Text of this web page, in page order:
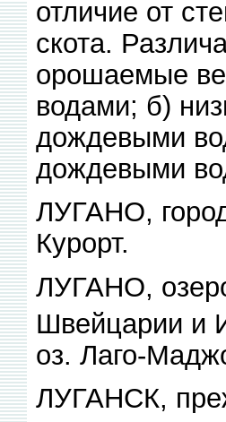
отличие от
скота.
орошаемые
водами; б)
дождевыми
дождевыми
ЛУГАНО,
Курорт.
ЛУГАНО,
Швейцарии и
оз. Лаго-
ЛУГАНСК,